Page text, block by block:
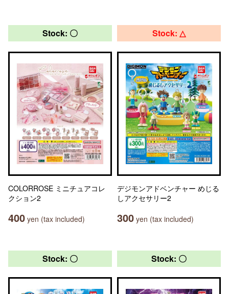
Stock: 〇
COLORROSE ミニチュアコレ
クション2
400 yen (tax included)
Stock: △
デジモンアドベンチャー めじる
しアクセサリー2
300 yen (tax included)
Stock: 〇 Stock: 〇